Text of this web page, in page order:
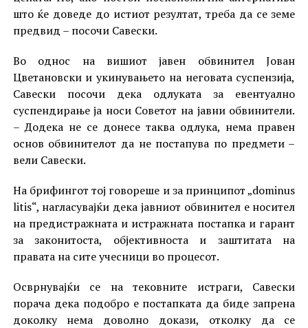
што ќе доведе до истиот резултат, треба да се земе
предвид – посочи Савески.
Во однос на вишиот јавен обвинител Јован
Цветановски и укинувањето на неговата суспензија,
Савески посочи дека одлуката за евентуално
суспендирање ја носи Советот на јавни обвинители.
– Додека не се донесе таква одлука, нема правен
основ обвинителот да не постапува по предмети –
вели Савески.
На брифингот тој говореше и за принципот „dominus
litis“, нагласувајќи дека јавниот обвинител е носител
на предистражната и истражната постапка и гарант
за законитоста, објективноста и заштитата на
правата на сите учесници во процесот.
Осврнувајќи се на тековните истраги, Савески
порача дека подобро е постапката да биде запрена
доколку нема доволно докази, отколку да се